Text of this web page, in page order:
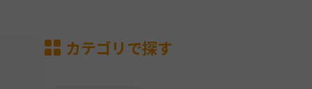
カテゴリで探す